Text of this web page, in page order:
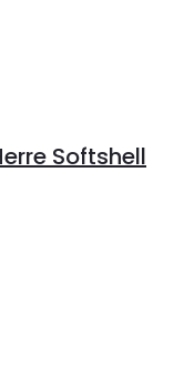
Softshell